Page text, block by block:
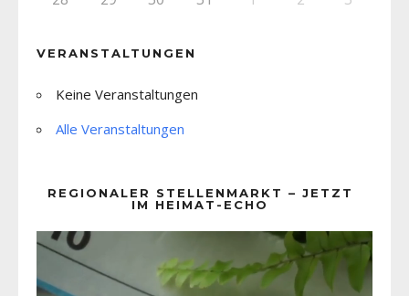
VERANSTALTUNGEN
Keine Veranstaltungen
Alle Veranstaltungen
REGIONALER STELLENMARKT – JETZT
IM HEIMAT-ECHO
Player